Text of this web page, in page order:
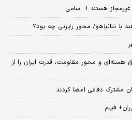
هستند + اسامی
نتانیاهو/ محور رایزنی چه بود؟
هسته‌ای و محور مقاومت، قدرت ایران را از
مشترک دفاعی امضا کردند
فیلم